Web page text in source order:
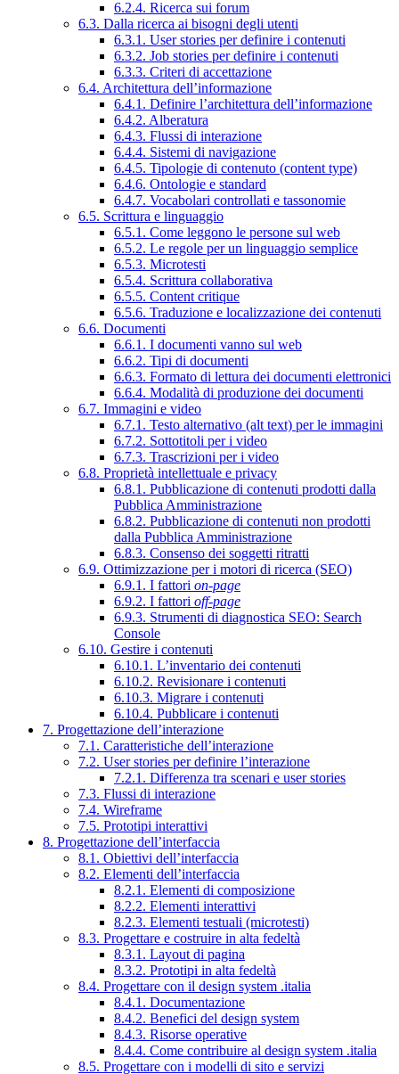
6.2.4. Ricerca sui forum
6.3. Dalla ricerca ai bisogni degli utenti
6.3.1. User stories per definire i contenuti
6.3.2. Job stories per definire i contenuti
6.3.3. Criteri di accettazione
6.4. Architettura dell’informazione
6.4.1. Definire l’architettura dell’informazione
6.4.2. Alberatura
6.4.3. Flussi di interazione
6.4.4. Sistemi di navigazione
6.4.5. Tipologie di contenuto (content type)
6.4.6. Ontologie e standard
6.4.7. Vocabolari controllati e tassonomie
6.5. Scrittura e linguaggio
6.5.1. Come leggono le persone sul web
6.5.2. Le regole per un linguaggio semplice
6.5.3. Microtesti
6.5.4. Scrittura collaborativa
6.5.5. Content critique
6.5.6. Traduzione e localizzazione dei contenuti
6.6. Documenti
6.6.1. I documenti vanno sul web
6.6.2. Tipi di documenti
6.6.3. Formato di lettura dei documenti elettronici
6.6.4. Modalità di produzione dei documenti
6.7. Immagini e video
6.7.1. Testo alternativo (alt text) per le immagini
6.7.2. Sottotitoli per i video
6.7.3. Trascrizioni per i video
6.8. Proprietà intellettuale e privacy
6.8.1. Pubblicazione di contenuti prodotti dalla
Pubblica Amministrazione
6.8.2. Pubblicazione di contenuti non prodotti
dalla Pubblica Amministrazione
6.8.3. Consenso dei soggetti ritratti
6.9. Ottimizzazione per i motori di ricerca (SEO)
6.9.1. I fattori on-page
6.9.2. I fattori off-page
6.9.3. Strumenti di diagnostica SEO: Search
Console
6.10. Gestire i contenuti
6.10.1. L’inventario dei contenuti
6.10.2. Revisionare i contenuti
6.10.3. Migrare i contenuti
6.10.4. Pubblicare i contenuti
7. Progettazione dell’interazione
7.1. Caratteristiche dell’interazione
7.2. User stories per definire l’interazione
7.2.1. Differenza tra scenari e user stories
7.3. Flussi di interazione
7.4. Wireframe
7.5. Prototipi interattivi
8. Progettazione dell’interfaccia
8.1. Obiettivi dell’interfaccia
8.2. Elementi dell’interfaccia
8.2.1. Elementi di composizione
8.2.2. Elementi interattivi
8.2.3. Elementi testuali (microtesti)
8.3. Progettare e costruire in alta fedeltà
8.3.1. Layout di pagina
8.3.2. Prototipi in alta fedeltà
8.4. Progettare con il design system .italia
8.4.1. Documentazione
8.4.2. Benefici del design system
8.4.3. Risorse operative
8.4.4. Come contribuire al design system .italia
8.5. Progettare con i modelli di sito e servizi